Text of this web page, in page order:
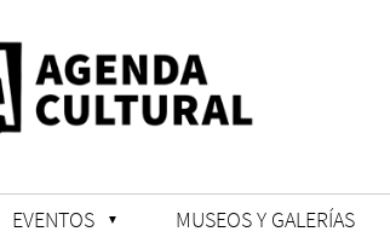
EVENTOS MUSEOS Y GALERÍAS